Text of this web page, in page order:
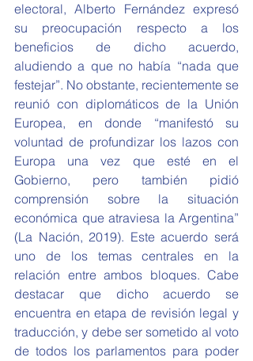
electoral, Alberto Fernández expresó
su preocupación respecto a los
beneficios de dicho acuerdo,
aludiendo a que no había “nada que
festejar”. No obstante, recientemente se
reunió con diplomáticos de la Unión
Europea, en donde “manifestó su
voluntad de profundizar los lazos con
Europa una vez que esté en el
Gobierno, pero también pidió
comprensión sobre la situación
económica que atraviesa la Argentina”
(La Nación, 2019). Este acuerdo será
uno de los temas centrales en la
relación entre ambos bloques. Cabe
destacar que dicho acuerdo se
encuentra en etapa de revisión legal y
traducción, y debe ser sometido al voto
de todos los parlamentos para poder